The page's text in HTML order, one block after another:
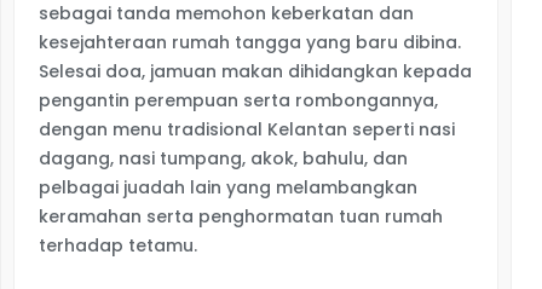
sebagai tanda memohon keberkatan dan
kesejahteraan rumah tangga yang baru dibina.
Selesai doa, jamuan makan dihidangkan kepada
pengantin perempuan serta rombongannya,
dengan menu tradisional Kelantan seperti nasi
dagang, nasi tumpang, akok, bahulu, dan
pelbagai juadah lain yang melambangkan
keramahan serta penghormatan tuan rumah
terhadap tetamu.